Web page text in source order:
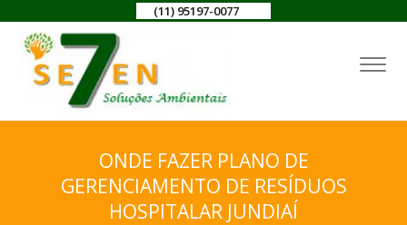
(11) 95197-0077
ONDE FAZER PLANO DE
GERENCIAMENTO DE RESÍDUOS
HOSPITALAR JUNDIAÍ